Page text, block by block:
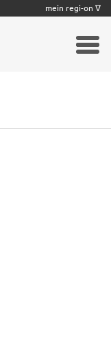
mein regi-on ∇